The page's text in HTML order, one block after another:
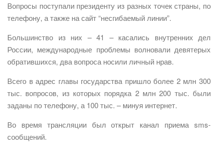
Вопросы поступали президенту из разных точек страны, по
телефону, а также на сайт “несгибаемый линии”.
Большинство из них – 41 – касались внутренних дел
России, международные проблемы волновали девятерых
обратившихся, два вопроса носили личный нрав.
Всего в адрес главы государства пришло более 2 млн 300
тыс. вопросов, из которых порядка 2 млн 200 тыс. были
заданы по телефону, а 100 тыс. – минуя интернет.
Во время трансляции был открыт канал приема sms-
сообщений.